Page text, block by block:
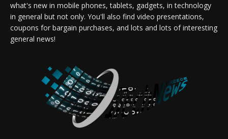
what's new in mobile phones, tablets, gadgets, in technology
in general but not only. You'll also find video presentations,
coupons for bargain purchases, and lots and lots of interesting
general news!